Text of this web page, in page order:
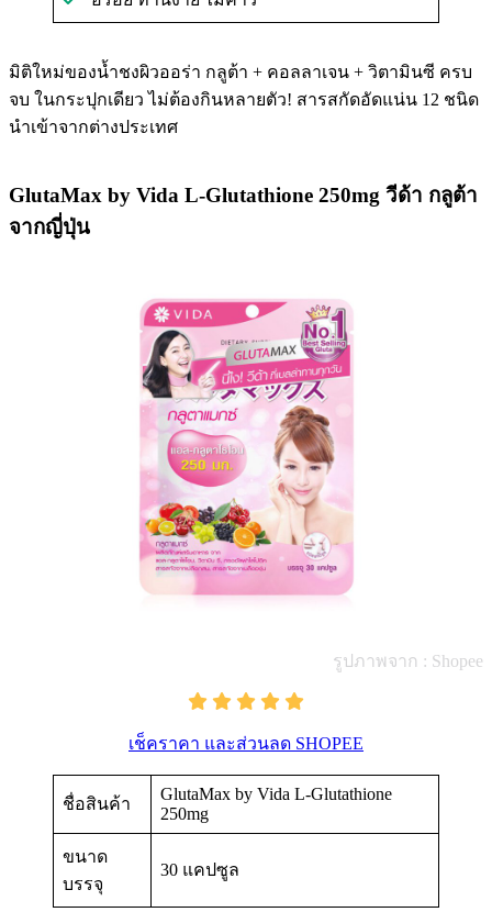
มิติใหม่ของน้ำชงผิวออร่า กลูต้า + คอลลาเจน + วิตามินซี ครบ
จบ ในกระปุกเดียว ไม่ต้องกินหลายตัว! สารสกัดอัดแน่น 12 ชนิด
นำเข้าจากต่างประเทศ
GlutaMax by Vida L-Glutathione 250mg วีด้า กลูต้า
จากญี่ปุ่น
รูปภาพจาก : Shopee
เช็คราคา และส่วนลด SHOPEE
ชื่อสินค้า
GlutaMax by Vida L-Glutathione
250mg
ขนาด
บรรจุ
30 แคปซูล